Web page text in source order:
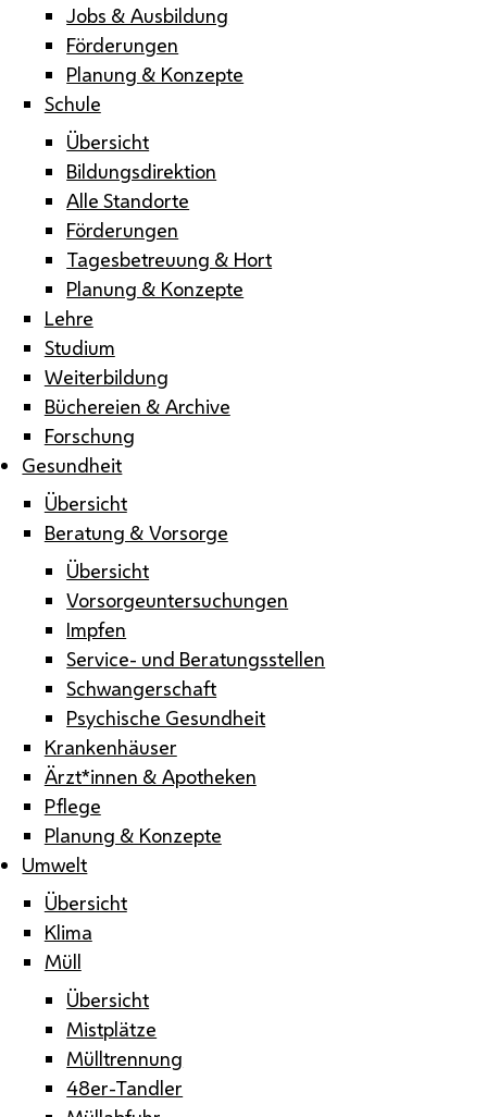
Jobs & Ausbildung
Förderungen
Planung & Konzepte
Schule
Übersicht
Bildungsdirektion
Alle Standorte
Förderungen
Tagesbetreuung & Hort
Planung & Konzepte
Lehre
Studium
Weiterbildung
Büchereien & Archive
Forschung
Gesundheit
Übersicht
Beratung & Vorsorge
Übersicht
Vorsorgeuntersuchungen
Impfen
Service- und Beratungsstellen
Schwangerschaft
Psychische Gesundheit
Krankenhäuser
Ärzt*innen & Apotheken
Pflege
Planung & Konzepte
Umwelt
Übersicht
Klima
Müll
Übersicht
Mistplätze
Mülltrennung
48er-Tandler